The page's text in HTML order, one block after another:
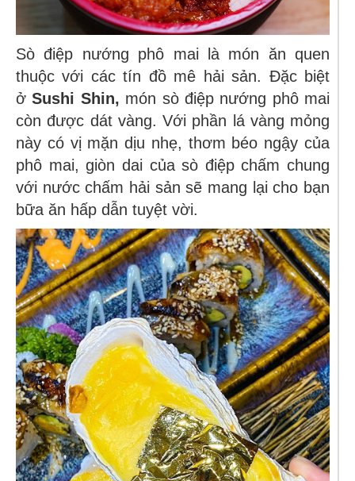
Sò điệp nướng phô mai là món ăn quen
thuộc với các tín đồ mê hải sản. Đặc biệt
ởSushi Shin, món sò điệp nướng phô mai
còn được dát vàng. Với phần lá vàng mỏng
này có vị mặn dịu nhẹ, thơm béo ngậy của
phô mai, giòn dai của sò điệp chấm chung
với nước chấm hải sản sẽ mang lại cho bạn
bữa ăn hấp dẫn tuyệt vời.